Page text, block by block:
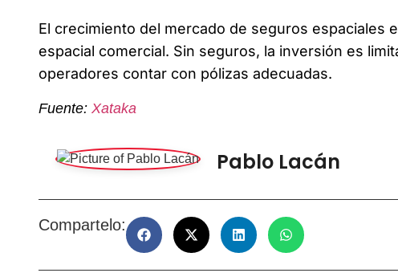
El crecimiento del mercado de seguros espaciales
espacial comercial. Sin seguros, la inversión es
operadores contar con pólizas adecuadas.
Fuente: Xataka
Pablo Lacán
Compartelo: